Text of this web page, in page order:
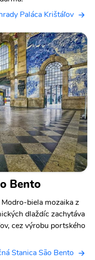
Paláca Krištáľov
Bento
biela mozaika z
dlaždíc zachytáva
cez výrobu portského
Stanica São Bento